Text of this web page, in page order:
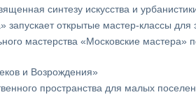
синтезу искусства и
открытые мастер-классы для
мастерства «Московские мастера»
и Возрождения»
пространства для малых